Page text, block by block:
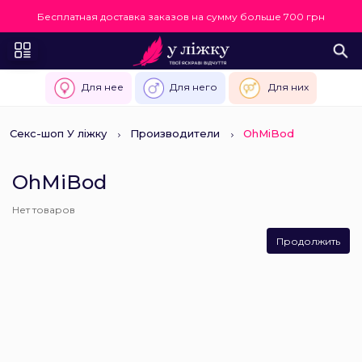
Бесплатная доставка заказов на сумму больше 700 грн
Для нее Для него Для них
Секс-шоп У ліжку Производители OhMiBod
OhMiBod
Нет товаров
Продолжить